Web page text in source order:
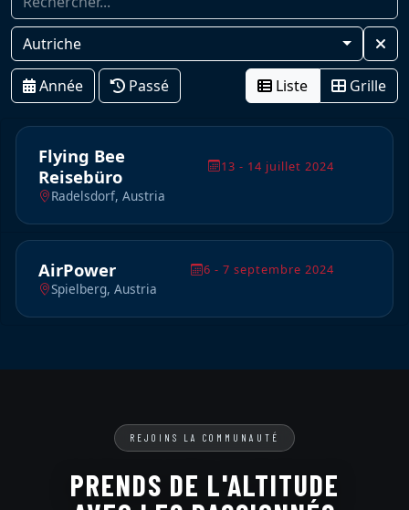
Autriche
Année Passé Liste Grille
13 - 14 juillet 2024
Flying Bee
Reisebüro
Radelsdorf, Austria
6 - 7 septembre 2024
AirPower
Spielberg, Austria
REJOINS LA COMMUNAUTÉ
PRENDS DE L'ALTITUDE